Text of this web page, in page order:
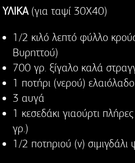
ΥΛΙΚΑ(για ταψί 30Χ40)
1/2 κιλό λεπτό φύλλο
Βυρηττού)
700 γρ. ξίγαλο καλά
1 ποτήρι (νερού) ελαιόλαδο
3 αυγά
1 κεσεδάκι γιαούρτι
γρ.)
1/2 ποτηριού (ν) σιμιγδάλι